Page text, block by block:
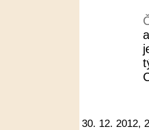
30. 12. 2012,